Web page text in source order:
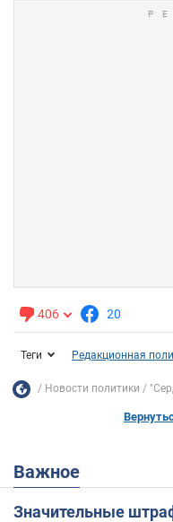
406 20
Теги Редакционная
Новости политики
Важное
Значительные